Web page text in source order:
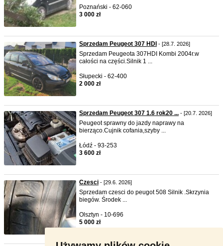
Poznański - 62-060
3 000 zł
Sprzedam Peugeot 307 HDI - [28.7. 2026]
Sprzedam Peugeota 307HDI Kombi 2004r.w
całości na części.Silnik 1 ...
Słupecki - 62-400
2 000 zł
Sprzedam Peugeot 307 1.6 rok20 ... - [20.7. 2026]
Peugeot sprawny do jazdy naprawy na
bierząco.Cujnik cofania,szyby ...
Łódź - 93-253
3 600 zł
Czesci - [29.6. 2026]
Sprzedam czesci do peugot 508 Silnik .Skrzynia
biegów. Środek ...
Olsztyn - 10-696
5 000 zł